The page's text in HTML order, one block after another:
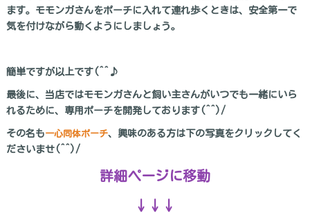
ます。モモンガさんをポーチに入れて連れ歩くときは、安全第一で
気を付けながら動くようにしましょう。
簡単ですが以上です(^^♪
最後に、当店ではモモンガさんと飼い主さんがいつでも一緒にいら
れるために、専用ポーチを開発しております(^^)/
その名も一心同体ポーチ、興味のある方は下の写真をクリックしてく
ださいませ(^^)/
詳細ページに移動
↓↓↓